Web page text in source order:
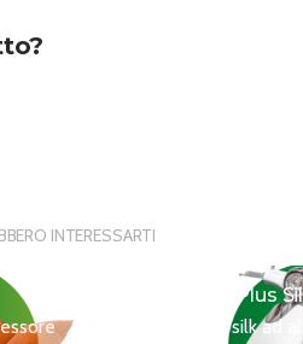
INTERESSARTI
Magno Plus
La carta silk ad